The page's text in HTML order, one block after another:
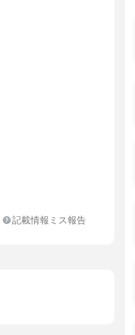
記載情報ミス報告